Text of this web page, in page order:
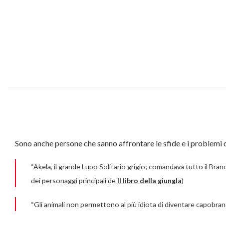
Sono anche persone che sanno affrontare le sfide e i
“Akela, il grande Lupo Solitario grigio; comandava tutto il
dei personaggi principali de Il libro della giungla)
“Gli animali non permettono al più idiota di diventare